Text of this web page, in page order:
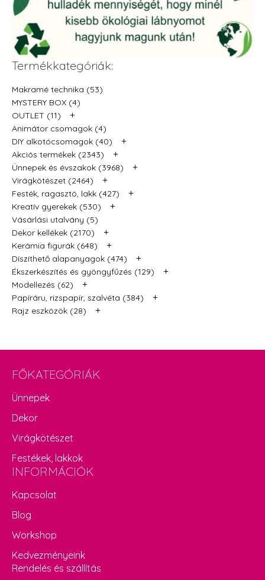
Termékkategóriák:
Makramé technika (53)
MYSTERY BOX (4)
OUTLET (11)
+
Animátor csomagok (4)
DIY alkotócsomagok (40)
+
Akciós termékek (2343) +
Ünnepek és évszakok (3968) +
Virágkötészet (2464) +
Festék, ragasztó, lakk (427) +
Kreatív gyerekek (530) +
Vásárlási utalvány (5)
Dekor kellékek (2170)
+
Kerámia figurák (648) +
Díszíthető alapanyagok (474) +
Ékszerkészítés és gyöngyfűzés (129) +
Modellezés (62) +
Papíráru, rizspapír, szalvéta (384) +
Rajz eszközök (28) +
FŐKATEGÓRIÁK
Ünnepek
Dekor
Virágkötészet
Festékek, lakkok
INFORMÁCIÓK
Kapcsolat
Blog
Workshop
Kedvezményeink
Rendelés és szállítás